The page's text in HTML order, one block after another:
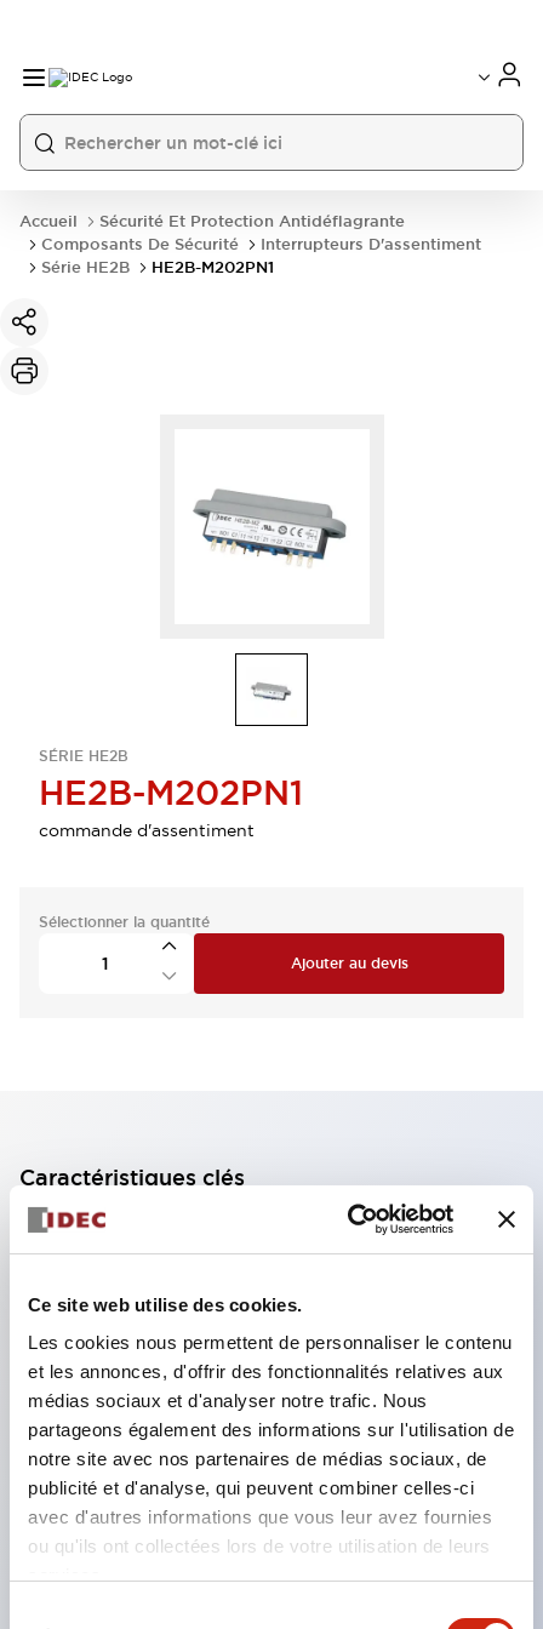
Ce site web utilise des cookies.
Les cookies nous permettent de personnaliser le contenu
et les annonces, d'offrir des fonctionnalités relatives aux
médias sociaux et d'analyser notre trafic. Nous
partageons également des informations sur l'utilisation de
notre site avec nos partenaires de médias sociaux, de
publicité et d'analyse, qui peuvent combiner celles-ci
avec d'autres informations que vous leur avez fournies
ou qu'ils ont collectées lors de votre utilisation de leurs
Accueil
Sécurité Et Protection Antidéflagrante
Composants De Sécurité
Interrupteurs D'assentiment
Série HE2B
HE2B-M202PN1
SÉRIE HE2B
HE2B-M202PN1
commande d'assentiment
Sélectionner la quantité
Ajouter au devis
Caractéristiques clés
Fonctionnalité à trois positions (OFF-ON-OFF)
Arrêt (position 3) garantissant l'absence de
soudure des contacts (selon EN 60947-5-1 /
IEC60947-5-1)
Les contacts ne se ferment pas lors du passage de
Arrêt (pos. 3) à Arrêt (pos. 1) (selon IEC60204-1
9.2.5.8)
Variété de configurations de contacts (jusqu'à